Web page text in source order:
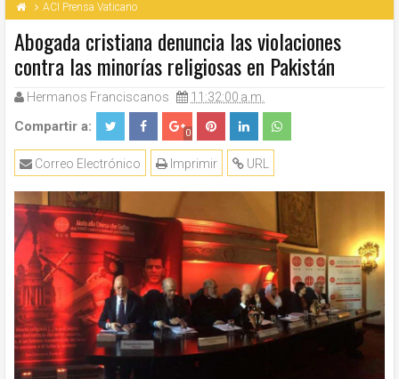
ACI Prensa Vaticano
Abogada cristiana denuncia las violaciones
contra las minorías religiosas en Pakistán
Hermanos Franciscanos 11:32:00 a.m.
Compartir a: 0
URL
Imprimir
Correo Electrónico